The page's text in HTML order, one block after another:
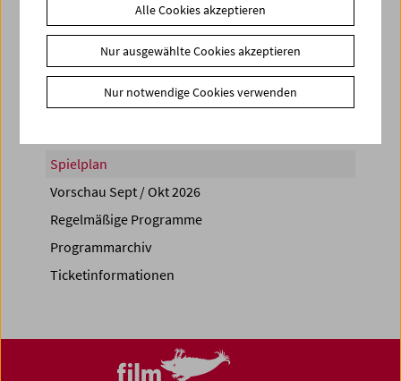
Spielplan
Vorschau Sept / Okt 2026
Regelmäßige Programme
Programmarchiv
Ticketinformationen
Alle Cookies akzeptieren
Nur ausgewählte Cookies akzeptieren
Nur notwendige Cookies verwenden